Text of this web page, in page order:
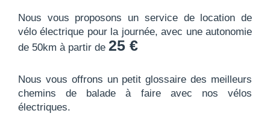
Nous vous proposons un service de location de
vélo électrique pour la journée, avec une autonomie
de 50km à partir de 25 €
Nous vous offrons un petit glossaire des meilleurs
chemins de balade à faire avec nos vélos
électriques.